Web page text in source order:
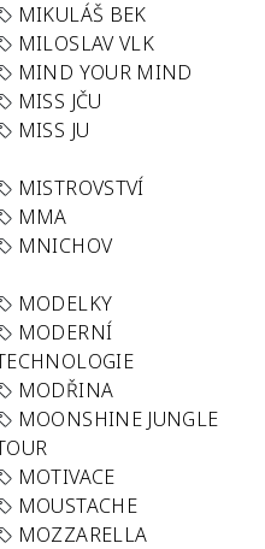
MIKULÁŠ BEK
MILOSLAV VLK
MIND YOUR MIND
MISS JČU
MISS JU
MISTROVSTVÍ
MMA
MNICHOV
MODELKY
MODERNÍ
MODŘINA
MOONSHINE JUNGLE
MOTIVACE
MOUSTACHE
MOZZARELLA